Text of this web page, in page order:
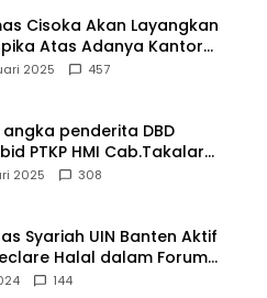
Cisoka Akan Layangkan
Atas Adanya Kantor
2025 457
penderita DBD
PTKP HMI Cab.Takalar
2025 308
Syariah UIN Banten Aktif
Halal dalam Forum
144